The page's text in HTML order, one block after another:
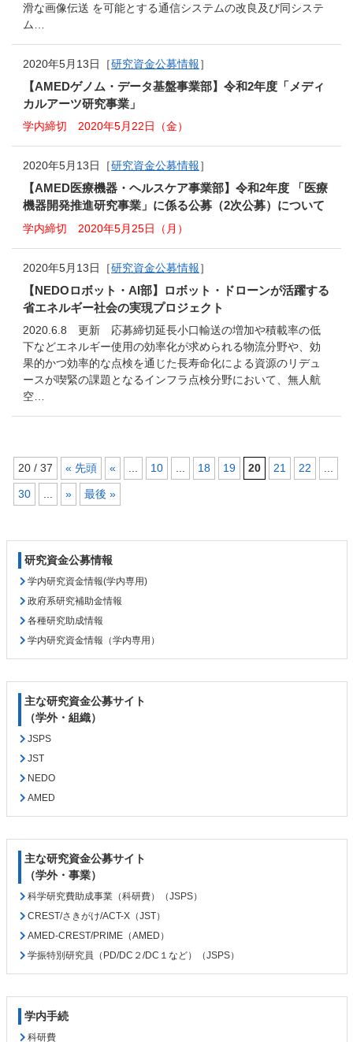
滑な画像伝送 を可能とする通信システムの改良及び同システ
ム…
2020年5月13日［研究資金公募情報］
【AMEDゲノム・データ基盤事業部】令和2年度「メディ
カルアーツ研究事業」
学内締切 2020年5月22日（金）
2020年5月13日［研究資金公募情報］
【AMED医療機器・ヘルスケア事業部】令和2年度 「医療
機器開発推進研究事業」に係る公募（2次公募）について
学内締切 2020年5月25日（月）
2020年5月13日［研究資金公募情報］
【NEDOロボット・AI部】ロボット・ドローンが活躍する
省エネルギー社会の実現プロジェクト
2020.6.8 更新 応募締切延長小口輸送の増加や積載率の低
下などエネルギー使用の効率化が求められる物流分野や、効
果的かつ効率的な点検を通じた長寿命化による資源のリデュ
ースが喫緊の課題となるインフラ点検分野において、無人航
空…
20 / 37 « 先頭 « ... 10 ... 18 19 20 21 22 ...
30 ... »
最後 »
頭
へ
研究資金公募情報
学内研究資金情報(学内専用)
政府系研究補助金情報
各種研究助成情報
学内研究資金情報（学内専用）
主な研究資金公募サイト
（学外・組織）
JSPS
JST
NEDO
AMED
主な研究資金公募サイト
（学外・事業）
科学研究費助成事業（科研費）（JSPS）
CREST/さきがけ/ACT-X（JST）
AMED-CREST/PRIME（AMED）
学振特別研究員（PD/DC２/DC１など）（JSPS）
学内手続
科研費